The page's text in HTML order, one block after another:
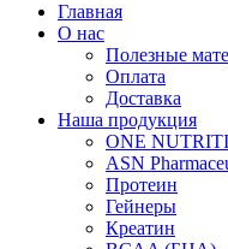
Главная
О нас
Полезные
Оплата
Доставка
Наша продукция
ONE
ASN
Протеин
Гейнеры
Креатин